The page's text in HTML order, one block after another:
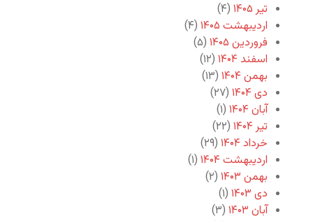
تیر ۱۴۰۵
(۴)
اردیبهشت ۱۴۰۵
(۴)
فروردین ۱۴۰۵
(۵)
اسفند ۱۴۰۴
(۱۲)
بهمن ۱۴۰۴
(۱۳)
دی ۱۴۰۴
(۲۷)
آبان ۱۴۰۴
(۱)
تیر ۱۴۰۴
(۲۲)
خرداد ۱۴۰۴
(۲۹)
اردیبهشت ۱۴۰۴
(۱)
بهمن ۱۴۰۳
(۲)
دی ۱۴۰۳
(۱)
آبان ۱۴۰۳
(۳)